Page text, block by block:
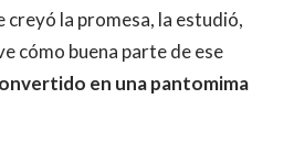
creyó la promesa, la estudió,
cómo buena parte de ese
en una pantomima